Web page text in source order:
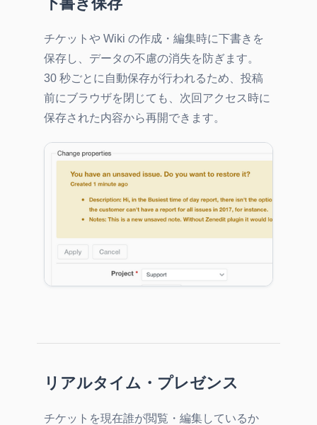
チケットや Wiki の作成・編集時に下書きを
保存し、データの不慮の消失を防ぎます。
30 秒ごとに自動保存が行われるため、投稿
前にブラウザを閉じても、次回アクセス時に
保存された内容から再開できます。
リアルタイム・プレゼンス
チケットを現在誰が閲覧・編集しているか